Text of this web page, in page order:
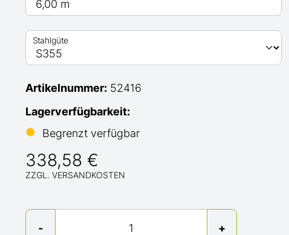
Stahlgüte
Artikelnummer: 52416
Lagerverfügbarkeit:
●
Begrenzt verfügbar
338,58 €
ZZGL. VERSANDKOSTEN
-
Menge
+